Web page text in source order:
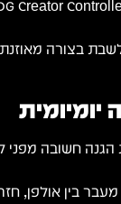
בצורה מאוזנת
חשובה מפני
בין אולפן,